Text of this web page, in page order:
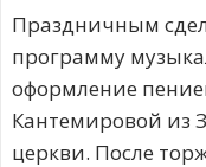
Праздничным
программу
оформление
Кантемировой из
церкви. После